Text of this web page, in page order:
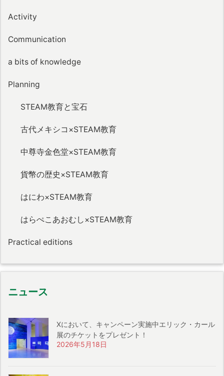
Activity
Communication
a bits of knowledge
Planning
STEAM教育と宝石
古代メキシコ×STEAM教育
中尊寺金色堂×STEAM教育
貨幣の歴史×STEAM教育
はにわ×STEAM教育
はらぺこあおむし×STEAM教育
Practical editions
ニュース
Xにおいて、キャンペーン実施中エリック・カール
展のチケットをプレゼント！
2026年5月18日